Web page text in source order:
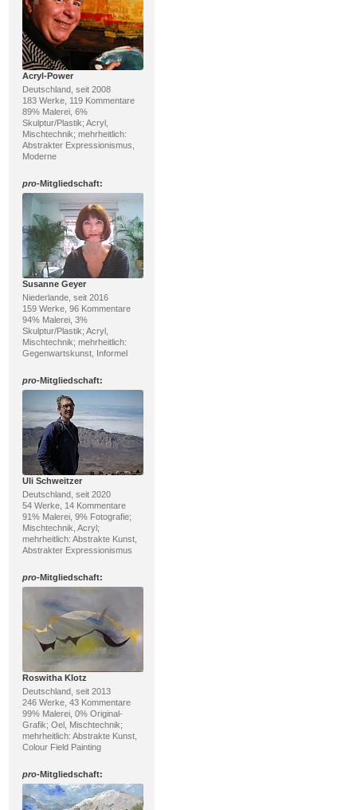
Acryl-Power
Deutschland, seit 2008
183 Werke, 119 Kommentare
89% Malerei, 6%
Skulptur/Plastik; Acryl,
Mischtechnik; mehrheitlich:
Abstrakter Expressionismus,
Moderne
pro-Mitgliedschaft:
Susanne Geyer
Niederlande, seit 2016
159 Werke, 96 Kommentare
94% Malerei, 3%
Skulptur/Plastik; Acryl,
Mischtechnik; mehrheitlich:
Gegenwartskunst, Informel
pro-Mitgliedschaft:
Uli Schweitzer
Deutschland, seit 2020
54 Werke, 14 Kommentare
91% Malerei, 9% Fotografie;
Mischtechnik, Acryl;
mehrheitlich: Abstrakte Kunst,
Abstrakter Expressionismus
pro-Mitgliedschaft:
Roswitha Klotz
Deutschland, seit 2013
246 Werke, 43 Kommentare
99% Malerei, 0% Original-
Grafik; Oel, Mischtechnik;
mehrheitlich: Abstrakte Kunst,
Colour Field Painting
pro-Mitgliedschaft: